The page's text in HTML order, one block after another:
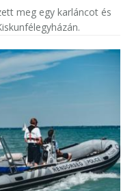
meg egy karláncot és